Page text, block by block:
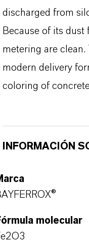
discharged from
Because of its dust
metering are
modern delivery
coloring of
INFORMACIÓN
molecular